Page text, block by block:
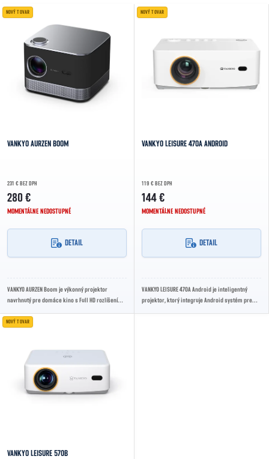
NAJDRAHŠIE
NAJPREDÁVANEJŠIE
ABECEDNE
Výpis produktov
NOVÝ TOVAR
VANKYO AURZEN BOOM
231 € BEZ DPH
280 €
MOMENTÁLNE NEDOSTUPNÉ
DETAIL
VANKYO AURZEN Boom je výkonný projektor
navrhnutý pre domáce kino s Full HD rozlíšením a
NOVÝ TOVAR
VANKYO LEISURE 470A ANDROID
119 € BEZ DPH
144 €
MOMENTÁLNE NEDOSTUPNÉ
DETAIL
VANKYO LEISURE 470A Android je inteligentný
projektor, ktorý integruje Android systém pre
NOVÝ TOVAR
VANKYO LEISURE 570B